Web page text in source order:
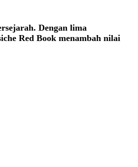
Dengan lima
Red Book menambah nilai